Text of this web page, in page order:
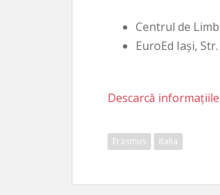
Centrul de
EuroEd Iaşi,
Descarcă
Erasmus Italia